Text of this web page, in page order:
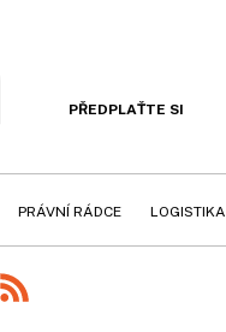
PŘEDPLAŤTE SI
PRÁVNÍ RÁDCE LOGISTIKA